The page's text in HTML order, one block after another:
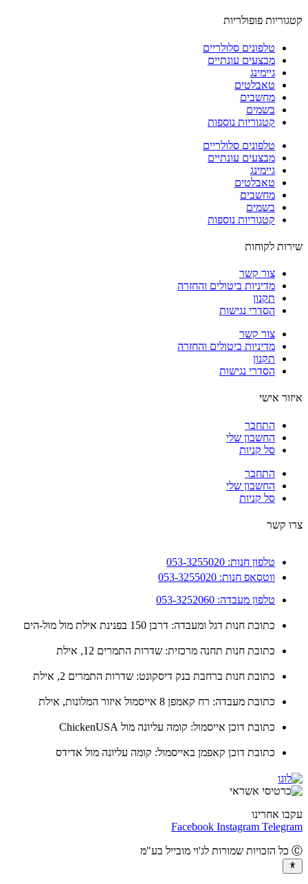
פופולריות
טלפונים סלולריים
מבצעים עונתיים
גיימינג
טאבלטים
מחשבים
בשמים
קטגוריות נוספות
טלפונים סלולריים
מבצעים עונתיים
גיימינג
טאבלטים
מחשבים
בשמים
קטגוריות נוספות
לקוחות
צור קשר
מדיניות ביטולים והחזרה
תקנון
הסדרי נגישות
צור קשר
מדיניות ביטולים והחזרה
תקנון
הסדרי נגישות
אישי
התחבר
החשבון שלי
סל קניות
התחבר
החשבון שלי
סל קניות
קשר
טלפון חנות: 053-3255020
ווטסאפ חנות: 053-3255020
טלפון מעבדה: 053-3252060
כתובת חנות דגל ומעבדה: דרבן 150 בפנינת אילת מול מול-הים
כתובת חנות תחנה מרכזית: שדרות התמרים 12, אילת
כתובת חנות ברחבת בנק דיסקונט: שדרות התמרים 2, אילת
כתובת מעבדה: רח קאמפן 8 אייסמול איזור המלונות, אילת
כתובת דוכן אייסמול: קומה עליונה מול ChickenUSA
כתובת דוכן קאפמן באייסמול: קומה עליונה מול אדידס
אחרינו
Facebook Instagram